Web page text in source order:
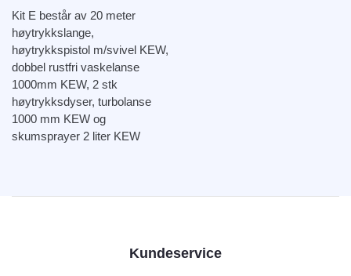
Kit E består av 20 meter
høytrykkslange,
høytrykkspistol m/svivel KEW,
dobbel rustfri vaskelanse
1000mm KEW, 2 stk
høytrykksdyser, turbolanse
1000 mm KEW og
skumsprayer 2 liter KEW
Kundeservice